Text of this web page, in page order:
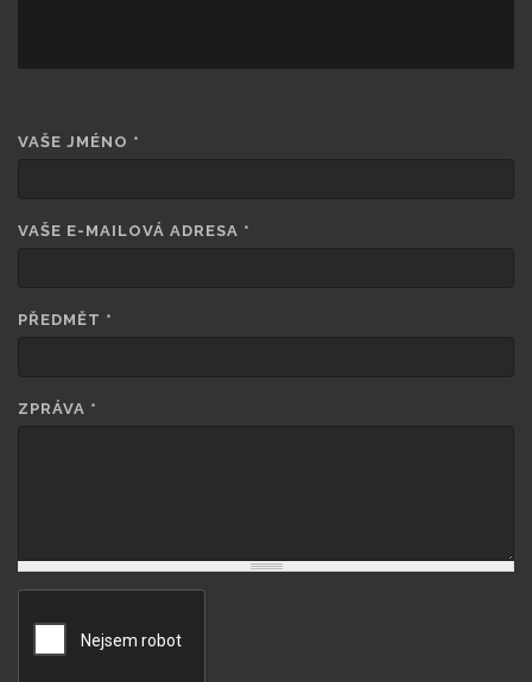
VAŠE JMÉNO *
VAŠE E-MAILOVÁ ADRESA *
PŘEDMĚT *
ZPRÁVA *